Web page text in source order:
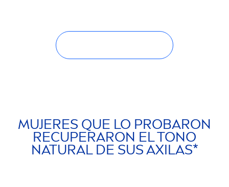
MUJERES QUE LO PROBARON
RECUPERARON EL TONO
NATURALDE SUS AXILAS*